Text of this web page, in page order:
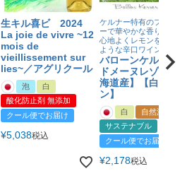
生キル喜ビ 2024
La joie de vivre ~12
mois de
vieillissement sur
lies~／アグリクール
泡
白
酸化防止剤 無添加
クール便でお届け
¥5,038税込
ケルナー特有のフルーテ
ーで華やかな香り、酸味
心地よくレモンを思わせ
ような辛口ワイン
バローンケルナー
ドメーヌレゾン【
海道産】【白ワイ
ン】
白
自然派
サステナブル
クール便でお届け
¥2,178税込